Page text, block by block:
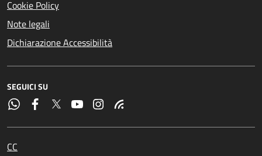
Cookie Policy
Note legali
Dichiarazione Accessibilità
SEGUICI SU
CC